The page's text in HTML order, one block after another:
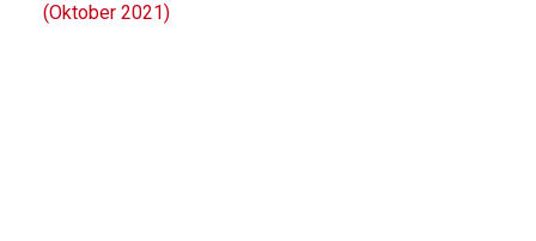
(Oktober 2021)